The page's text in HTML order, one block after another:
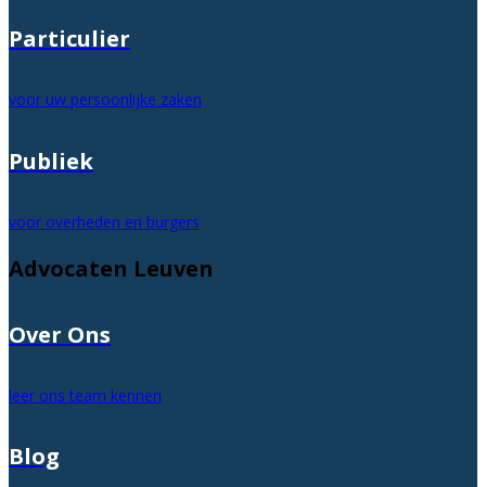
Particulier
voor uw persoonlijke zaken
Publiek
voor overheden en burgers
Advocaten Leuven
Over Ons
leer ons team kennen
Blog